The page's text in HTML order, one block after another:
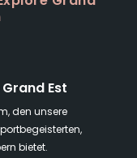
Est
den unsere
bietet.